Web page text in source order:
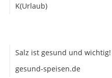
K(Urlaub)
Salz ist gesund und wichtig!
gesund-speisen.de